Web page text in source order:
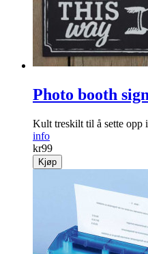
Photo booth sign
Kult treskilt til å sette opp
info
kr99
Kjøp